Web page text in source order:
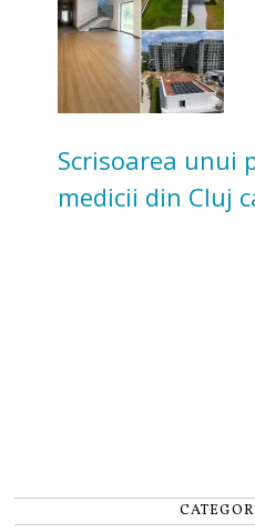
Scrisoarea unui
medicii din Cluj